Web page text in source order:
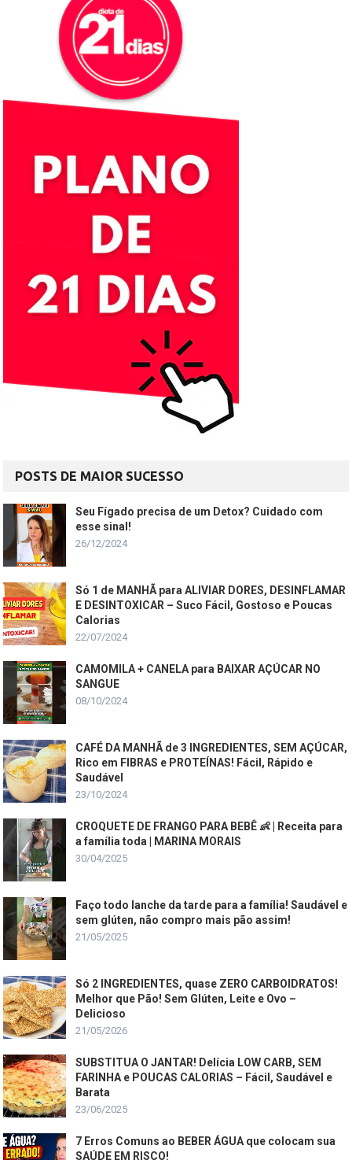
POSTS DE MAIOR SUCESSO
Seu Fígado precisa de um Detox? Cuidado com
esse sinal!
26/12/2024
Só 1 de MANHÃ para ALIVIAR DORES, DESINFLAMAR
E DESINTOXICAR – Suco Fácil, Gostoso e Poucas
Calorias
22/07/2024
CAMOMILA + CANELA para BAIXAR AÇÚCAR NO
SANGUE
08/10/2024
CAFÉ DA MANHÃ de 3 INGREDIENTES, SEM AÇÚCAR,
Rico em FIBRAS e PROTEÍNAS! Fácil, Rápido e
Saudável
23/10/2024
CROQUETE DE FRANGO PARA BEBÊ 👶 | Receita para
a família toda | MARINA MORAIS
30/04/2025
Faço todo lanche da tarde para a família! Saudável e
sem glúten, não compro mais pão assim!
21/05/2025
Só 2 INGREDIENTES, quase ZERO CARBOIDRATOS!
Melhor que Pão! Sem Glúten, Leite e Ovo –
Delicioso
21/05/2026
SUBSTITUA O JANTAR! Delícia LOW CARB, SEM
FARINHA e POUCAS CALORIAS – Fácil, Saudável e
Barata
23/06/2025
7 Erros Comuns ao BEBER ÁGUA que colocam sua
SAÚDE EM RISCO!